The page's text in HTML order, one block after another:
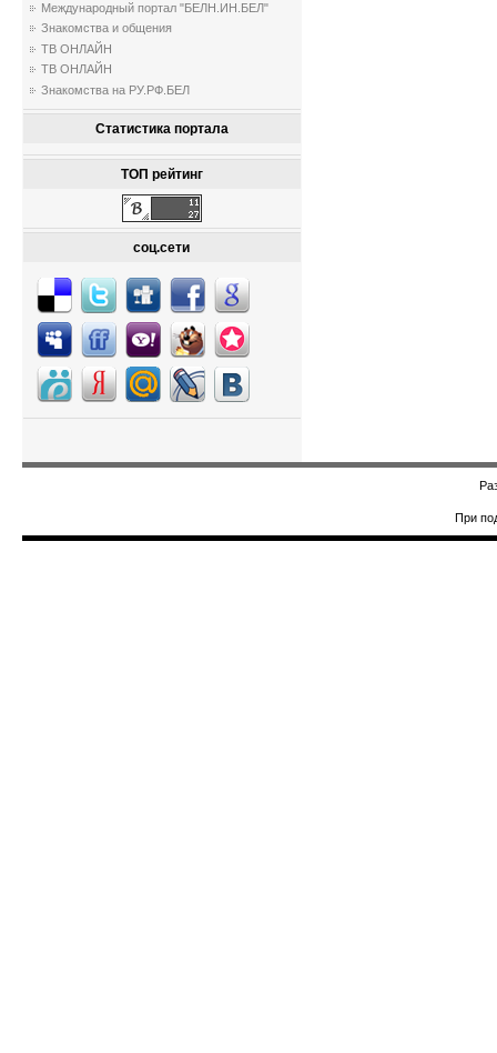
Международный портал "БЕЛН.ИН.БЕЛ"
Знакомства и общения
ТВ ОНЛАЙН
ТВ ОНЛАЙН
Знакомства на РУ.РФ.БЕЛ
Статистика портала
ТОП рейтинг
соц.сети
При